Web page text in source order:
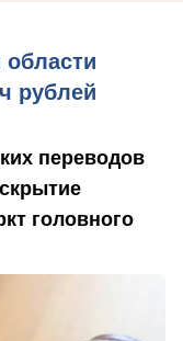
рублей
переводов
головного